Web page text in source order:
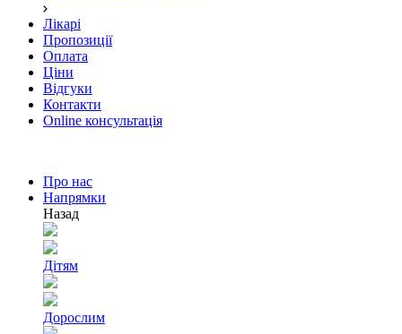
Лікарі
Пропозиції
Оплата
Ціни
Відгуки
Контакти
Online консультація
Про нас
Напрямки
Назад
Дітям
Дорослим